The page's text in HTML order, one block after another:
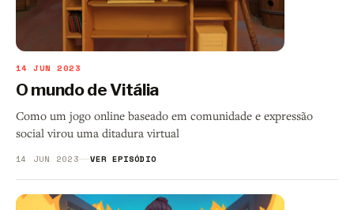
14 JUN 2023
O mundo de Vitália
Como um jogo online baseado em comunidade e expressão
social virou uma ditadura virtual
14 JUN 2023 VER EPISÓDIO